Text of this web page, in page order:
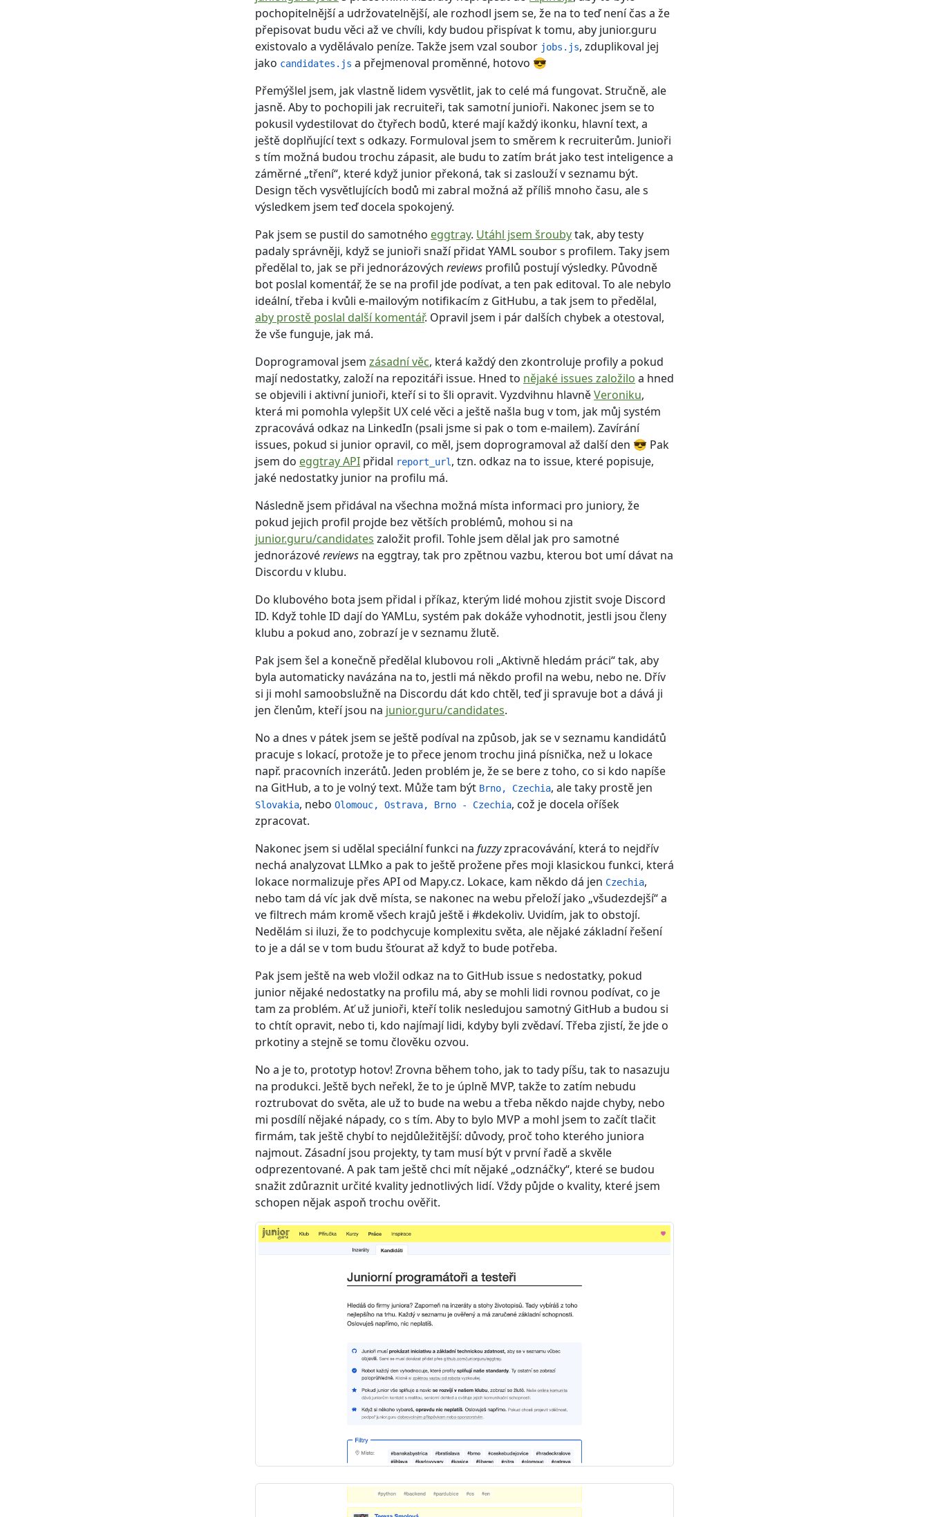
pochopitelnější a udržovatelnější, ale rozhodl jsem se, že na to teď není čas a že
přepisovat budu věci až ve chvíli, kdy budou přispívat k tomu, aby junior.guru
existovalo a vydělávalo peníze. Takže jsem vzal soubor jobs.js, zduplikoval jej
jako candidates.js a přejmenoval proměnné, hotovo 😎
Přemýšlel jsem, jak vlastně lidem vysvětlit, jak to celé má fungovat. Stručně, ale
jasně. Aby to pochopili jak recruiteři, tak samotní junioři. Nakonec jsem se to
pokusil vydestilovat do čtyřech bodů, které mají každý ikonku, hlavní text, a
ještě doplňující text s odkazy. Formuloval jsem to směrem k recruiterům. Junioři
s tím možná budou trochu zápasit, ale budu to zatím brát jako test inteligence a
záměrné „tření“, které když junior překoná, tak si zaslouží v seznamu být.
Design těch vysvětlujících bodů mi zabral možná až příliš mnoho času, ale s
výsledkem jsem teď docela spokojený.
Pak jsem se pustil do samotného eggtray. Utáhl jsem šroubytak, aby testy
padaly správněji, když se junioři snaží přidat YAML soubor s profilem. Taky jsem
předělal to, jak se při jednorázových reviews profilů postují výsledky. Původně
bot poslal komentář, že se na profil jde podívat, a ten pak editoval. To ale nebylo
ideální, třeba i kvůli e-mailovým notifikacím z GitHubu, a tak jsem to předělal,
aby prostě poslal další komentář. Opravil jsem i pár dalších chybek a otestoval,
že vše funguje, jak má.
Doprogramoval jsem zásadní věc, která každý den zkontroluje profily a pokud
mají nedostatky, založí na repozitáři issue. Hned to nějaké issues založilo a hned
se objevili i aktivní junioři, kteří si to šli opravit. Vyzdvihnu hlavněVeroniku,
která mi pomohla vylepšit UX celé věci a ještě našla bug v tom, jak můj systém
zpracovává odkaz na LinkedIn (psali jsme si pak o tom e-mailem). Zavírání
issues, pokud si junior opravil, co měl, jsem doprogramoval až další den 😎 Pak
jsem do eggtray API přidal report_url , tzn. odkaz na to issue, které popisuje,
jaké nedostatky junior na profilu má.
Následně jsem přidával na všechna možná místa informaci pro juniory, že
pokud jejich profil projde bez větších problémů, mohou si na
junior.guru/candidates založit profil. Tohle jsem dělal jak pro samotné
jednorázovéreviews na eggtray, tak pro zpětnou vazbu, kterou bot umí dávat na
Discordu v klubu.
Do klubového bota jsem přidal i příkaz, kterým lidé mohou zjistit svoje Discord
ID. Když tohle ID dají do YAMLu, systém pak dokáže vyhodnotit, jestli jsou členy
klubu a pokud ano, zobrazí je v seznamu žlutě.
Pak jsem šel a konečně předělal klubovou roli „Aktivně hledám práci“ tak, aby
byla automaticky navázána na to, jestli má někdo profil na webu, nebo ne. Dřív
si ji mohl samoobslužně na Discordu dát kdo chtěl, teď ji spravuje bot a dává ji
jen členům, kteří jsou na junior.guru/candidates.
No a dnes v pátek jsem se ještě podíval na způsob, jak se v seznamu kandidátů
pracuje s lokací, protože je to přece jenom trochu jiná písnička, než u lokace
např. pracovních inzerátů. Jeden problém je, že se bere z toho, co si kdo napíše
na GitHub, a to je volný text. Může tam být Brno, Czechia, ale taky prostě jen
Slovakia, nebo Olomouc, Ostrava, Brno - Czechia, což je docela oříšek
zpracovat.
Nakonec jsem si udělal speciální funkci na fuzzyzpracovávání, která to nejdřív
nechá analyzovat LLMko a pak to ještě prožene přes moji klasickou funkci, která
lokace normalizuje přes API od Mapy.cz. Lokace, kam někdo dá jen Czechia,
nebo tam dá víc jak dvě místa, se nakonec na webu přeloží jako „všudezdejší“ a
ve filtrech mám kromě všech krajů ještě i #kdekoliv. Uvidím, jak to obstojí.
Nedělám si iluzi, že to podchycuje komplexitu světa, ale nějaké základní řešení
to je a dál se v tom budu šťourat až když to bude potřeba.
Pak jsem ještě na web vložil odkaz na to GitHub issue s nedostatky, pokud
junior nějaké nedostatky na profilu má, aby se mohli lidi rovnou podívat, co je
tam za problém. Ať už junioři, kteří tolik nesledujou samotný GitHub a budou si
to chtít opravit, nebo ti, kdo najímají lidi, kdyby byli zvědaví. Třeba zjistí, že jde o
prkotiny a stejně se tomu člověku ozvou.
No a je to, prototyp hotov! Zrovna během toho, jak to tady píšu, tak to nasazuju
na produkci. Ještě bych neřekl, že to je úplně MVP, takže to zatím nebudu
roztrubovat do světa, ale už to bude na webu a třeba někdo najde chyby, nebo
mi posdílí nějaké nápady, co s tím. Aby to bylo MVP a mohl jsem to začít tlačit
firmám, tak ještě chybí to nejdůležitější: důvody, proč toho kterého juniora
najmout. Zásadní jsou projekty, ty tam musí být v první řadě a skvěle
odprezentované. A pak tam ještě chci mít nějaké „odznáčky“, které se budou
snažit zdůraznit určité kvality jednotlivých lidí. Vždy půjde o kvality, které jsem
schopen nějak aspoň trochu ověřit.